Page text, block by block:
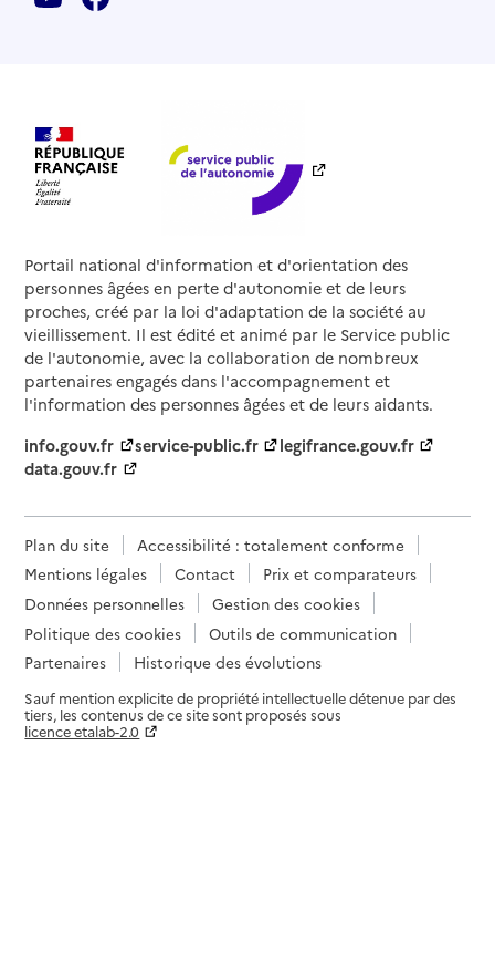
Portail national d'information et d'orientation des
personnes âgées en perte d'autonomie et de leurs
proches, créé par la loi d'adaptation de la société au
vieillissement. Il est édité et animé par le Service public
de l'autonomie, avec la collaboration de nombreux
partenaires engagés dans l'accompagnement et
l'information des personnes âgées et de leurs aidants.
info.gouv.fr
service-public.fr
legifrance.gouv.fr
data.gouv.fr
Plan du site
Accessibilité : totalement conforme
Mentions légales
Contact
Prix et comparateurs
Données personnelles
Gestion des cookies
Politique des cookies
Outils de communication
Partenaires
Historique des évolutions
Sauf mention explicite de propriété intellectuelle détenue par des
tiers, les contenus de ce site sont proposés sous
licence etalab-2.0